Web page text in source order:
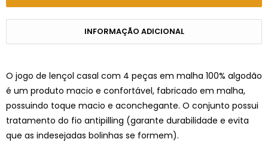
INFORMAÇÃO ADICIONAL
O jogo de lençol casal com 4 peças em malha 100% algodão
é um produto macio e confortável, fabricado em malha,
possuindo toque macio e aconchegante. O conjunto possui
tratamento do fio antipilling (garante durabilidade e evita
que as indesejadas bolinhas se formem).